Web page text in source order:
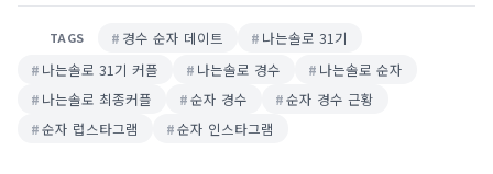
TAGS 경수 순자 데이트
나는솔로 31기
나는솔로 31기 커플
나는솔로 경수
나는솔로 순자
나는솔로 최종커플
순자 경수
순자 경수 근황
순자 럽스타그램
순자 인스타그램